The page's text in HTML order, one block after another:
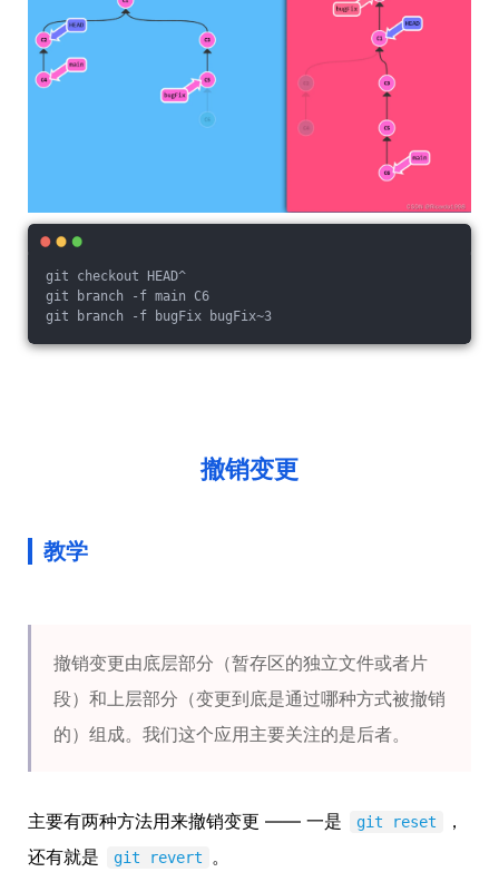
git checkout HEAD^
git branch -f main C6
git branch -f bugFix bugFix~3
撤销变更
教学
撤销变更由底层部分（暂存区的独立文件或者片
段）和上层部分（变更到底是通过哪种方式被撤销
的）组成。我们这个应用主要关注的是后者。
主要有两种方法用来撤销变更 —— 一是 git reset
，
还有就是
git revert 。